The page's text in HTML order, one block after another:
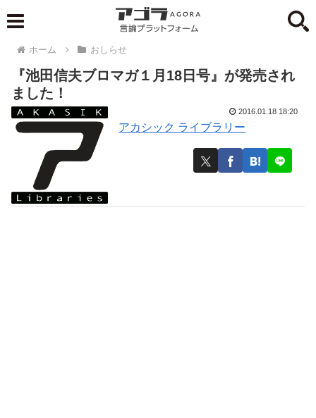
ホーム おしらせ
『池田信夫ブロマガ１月18日号』が発売され
ました！
アカシック ライブラリー
2016.01.18 18:20